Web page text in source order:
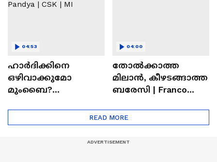
ഹാർദിക്കിനെ
ഒഴിവാക്കുമോ
മുംബൈ?
Hardik Pandya | CSK |
04:53
തോല്‍ക്കാത്ത
മിലാന്‍, കീഴടങ്ങാത്ത
ബരേസി | Franco
04:00
READ MORE